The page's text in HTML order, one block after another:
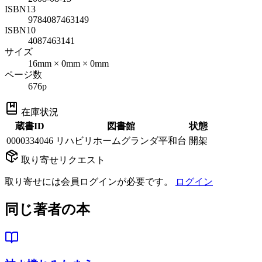
ISBN13
9784087463149
ISBN10
4087463141
サイズ
16mm × 0mm × 0mm
ページ数
676p
在庫状況
蔵書ID
図書館
状態
0000334046 リハビリホームグランダ平和台 開架
取り寄せリクエスト
取り寄せには会員ログインが必要です。 ログイン
同じ著者の本